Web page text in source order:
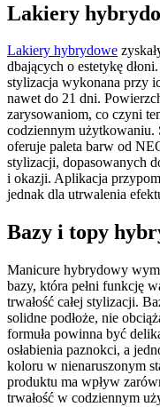
Lakiery
Lakiery hybrydowe
dbających o estetykę
stylizacja wykonana przy
nawet do 21 dni.
zarysowaniom, co czyni
codziennym użytkowaniu.
oferuje paleta barw od
stylizacji, dopasowanych
i okazji. Aplikacja
jednak dla utrwalenia
Bazy i topy
Manicure hybrydowy
bazy, która pełni funkcję
trwałość całej stylizacji.
solidne podłoże, nie
formuła powinna być
osłabienia paznokci, a
koloru w nienaruszonym
produktu ma wpływ
trwałość w codziennym